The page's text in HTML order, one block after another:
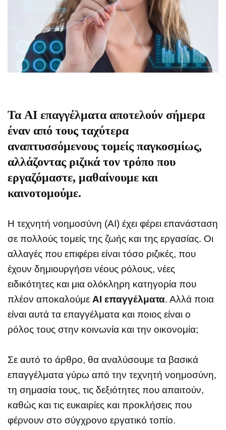
Τα AI επαγγέλματα αποτελούν σήμερα
έναν από τους ταχύτερα
αναπτυσσόμενους τομείς παγκοσμίως,
αλλάζοντας ριζικά τον τρόπο που
εργαζόμαστε, μαθαίνουμε και
καινοτομούμε.
Η τεχνητή νοημοσύνη (AI) έχει φέρει επανάσταση
σε πολλούς τομείς της ζωής και της εργασίας. Οι
αλλαγές που επιφέρει είναι τόσο ριζικές, που
έχουν δημιουργήσει νέους ρόλους, νέες
ειδικότητες και μια ολόκληρη κατηγορία που
πλέον αποκαλούμε AI επαγγέλματα. Αλλά ποια
είναι αυτά τα επαγγέλματα και ποιος είναι ο
ρόλος τους στην κοινωνία και την οικονομία;
Σε αυτό το άρθρο, θα αναλύσουμε τα βασικά
επαγγέλματα γύρω από την τεχνητή νοημοσύνη,
τη σημασία τους, τις δεξιότητες που απαιτούν,
καθώς και τις ευκαιρίες και προκλήσεις που
φέρνουν στο σύγχρονο εργατικό τοπίο.